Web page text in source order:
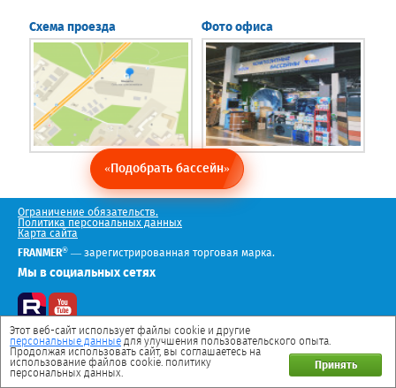
Схема проезда Фото офиса
«Подобрать бассейн»
Ограничение обязательств.
Политика персональных данных
Карта сайта
FRANMER® — зарегистрированная торговая марка.
Мы в социальных сетях
Этот веб-сайт использует файлы cookie и другие
персональные данные для улучшения пользовательского опыта.
Принять
Продолжая использовать сайт, вы соглашаетесь на
использование файлов cookie. политику
персональных данных.